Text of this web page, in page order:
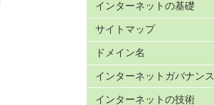
インターネットの基礎
サイトマップ
ドメイン名
インターネットガバナンス
インターネットの技術